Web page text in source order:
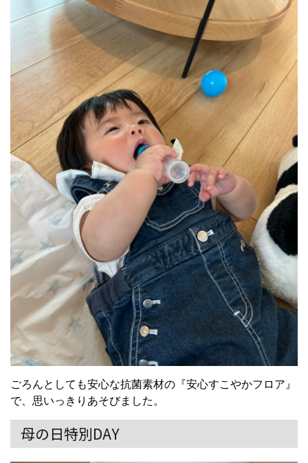
ごろんとしても安心な抗菌素材の『安心すこやかフロア』
で、思いっきりあそびました。
母の日特別DAY